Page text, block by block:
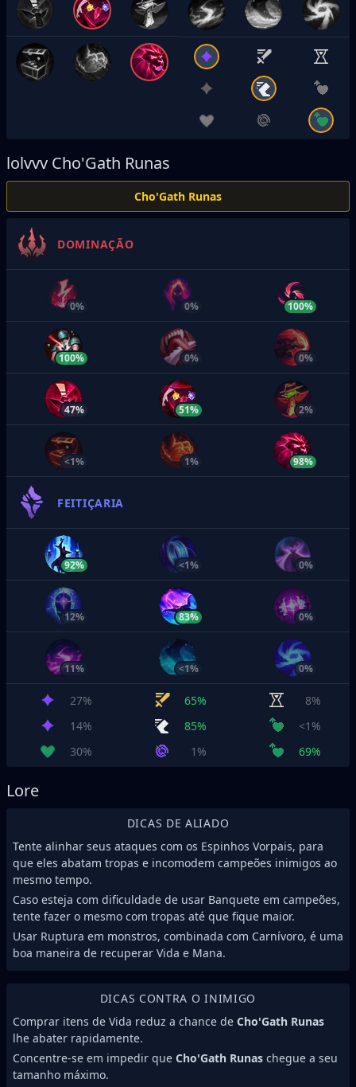
lolvvv Cho'Gath Runas
Cho'Gath Runas
DOMINAÇÃO
0% 0% 100%
100% 0% 0%
47% 51% 2%
<1% 1% 98%
FEITIÇARIA
92% <1% 0%
12% 83% 0%
11% <1% 0%
27% 65%
8%
14%
85%
<1%
30%
1% 69%
Lore
DICAS DE ALIADO
Tente alinhar seus ataques com os Espinhos Vorpais, para
que eles abatam tropas e incomodem campeões inimigos ao
mesmo tempo.
Caso esteja com dificuldade de usar Banquete em campeões,
tente fazer o mesmo com tropas até que fique maior.
Usar Ruptura em monstros, combinada com Carnívoro, é uma
boa maneira de recuperar Vida e Mana.
DICAS CONTRA O INIMIGO
Comprar itens de Vida reduz a chance de Cho'Gath Runas
lhe abater rapidamente.
Concentre-se em impedir que Cho'Gath Runas chegue a seu
tamanho máximo.